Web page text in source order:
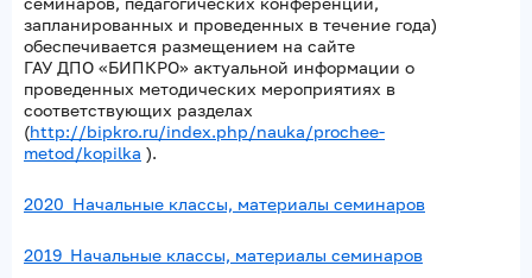
запланированных и проведенных в течение года)
обеспечивается размещением на сайте
ГАУ ДПО «БИПКРО» актуальной информации о
проведенных методических мероприятиях в
соответствующих разделах
(http://bipkro.ru/index.php/nauka/prochee-
metod/kopilka ).
2020_Начальные классы, материалы семинаров
2019_Начальные классы, материалы семинаров